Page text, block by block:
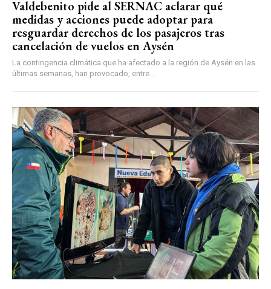
Valdebenito pide al SERNAC aclarar qué
medidas y acciones puede adoptar para
resguardar derechos de los pasajeros tras
cancelación de vuelos en Aysén
La contingencia climática que ha afectado a la región de Aysén en las
últimas semanas, han provocado, entre...